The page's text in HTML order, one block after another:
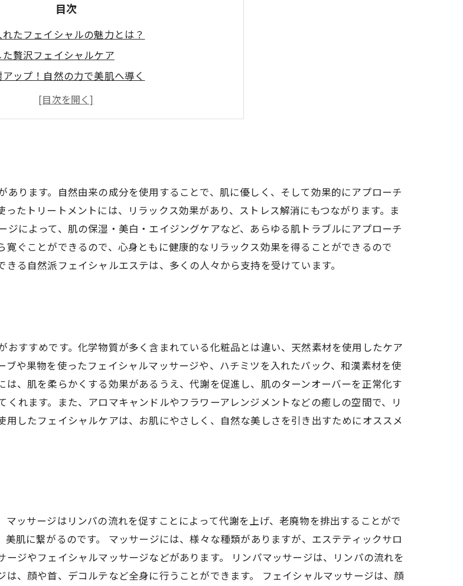
目次
たフェイシャルの魅力とは？
贅沢フェイシャルケア
ップ！自然の力で美肌へ導く
効果！アロマやハーブでリラックスフェイシャル
ーガニックスキンケアで肌を整える
ります。自然由来の成分を使用することで、肌に優しく、そして効果的にアプローチ
たトリートメントには、リラックス効果があり、ストレス解消にもつながります。ま
によって、肌の保湿・美白・エイジングケアなど、あらゆる肌トラブルにアプローチ
ぐことができるので、心身ともに健康的なリラックス効果を得ることができるので
る自然派フェイシャルエステは、多くの人々から支持を受けています。
すすめです。化学物質が多く含まれている化粧品とは違い、天然素材を使用したケア
や果物を使ったフェイシャルマッサージや、ハチミツを入れたパック、和漢素材を使
、肌を柔らかくする効果があるうえ、代謝を促進し、肌のターンオーバーを正常化す
れます。また、アロマキャンドルやフラワーアレンジメントなどの癒しの空間で、リ
したフェイシャルケアは、お肌にやさしく、自然な美しさを引き出すためにオススメ
ッサージはリンパの流れを促すことによって代謝を上げ、老廃物を排出することがで
肌に繋がるのです。 マッサージには、様々な種類がありますが、エステティックサロ
ジやフェイシャルマッサージなどがあります。 リンパマッサージは、リンパの流れを
、顔や首、デコルテなど全身に行うことができます。 フェイシャルマッサージは、顔